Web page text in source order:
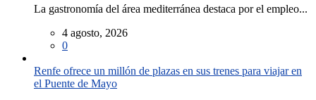
La gastronomía del área mediterránea destaca por el empleo...
4 agosto, 2026
0
Renfe ofrece un millón de plazas en sus trenes para viajar en
el Puente de Mayo